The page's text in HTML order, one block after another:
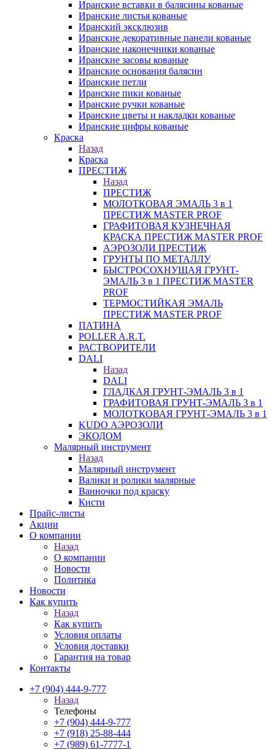
Иранские вставки в балясины кованые
Иранские листья кованые
Иранский эксклюзив
Иранские декоративные панели кованые
Иранские наконечники кованые
Иранские засовы кованые
Иранские основания балясин
Иранские петли
Иранские пики кованые
Иранские ручки кованые
Иранские цветы и накладки кованые
Иранские цифры кованые
Краска
Назад
Краска
ПРЕСТИЖ
Назад
ПРЕСТИЖ
МОЛОТКОВАЯ ЭМАЛЬ 3 в 1
ПРЕСТИЖ MASTER PROF
ГРАФИТОВАЯ КУЗНЕЧНАЯ
КРАСКА ПРЕСТИЖ MASTER PROF
АЭРОЗОЛИ ПРЕСТИЖ
ГРУНТЫ ПО МЕТАЛЛУ
БЫСТРОСОХНУЩАЯ ГРУНТ-
ЭМАЛЬ 3 в 1 ПРЕСТИЖ MASTER
PROF
ТЕРМОСТИЙКАЯ ЭМАЛЬ
ПРЕСТИЖ MASTER PROF
ПАТИНА
POLLER A.R.T.
РАСТВОРИТЕЛИ
DALI
Назад
DALI
ГЛАДКАЯ ГРУНТ-ЭМАЛЬ 3 в 1
ГРАФИТОВАЯ ГРУНТ-ЭМАЛЬ 3 в 1
МОЛОТКОВАЯ ГРУНТ-ЭМАЛЬ 3 в 1
KUDO АЭРОЗОЛИ
ЭКОДОМ
Малярный инструмент
Назад
Малярный инструмент
Валики и ролики малярные
Ванночки под краску
Кисти
Прайс-листы
Акции
О компании
Назад
О компании
Новости
Политика
Новости
Как купить
Назад
Как купить
Условия оплаты
Условия доставки
Гарантия на товар
Контакты
+7 (904) 444-9-777
Назад
Телефоны
+7 (904) 444-9-777
+7 (918) 25-88-444
+7 (989) 61-7777-1